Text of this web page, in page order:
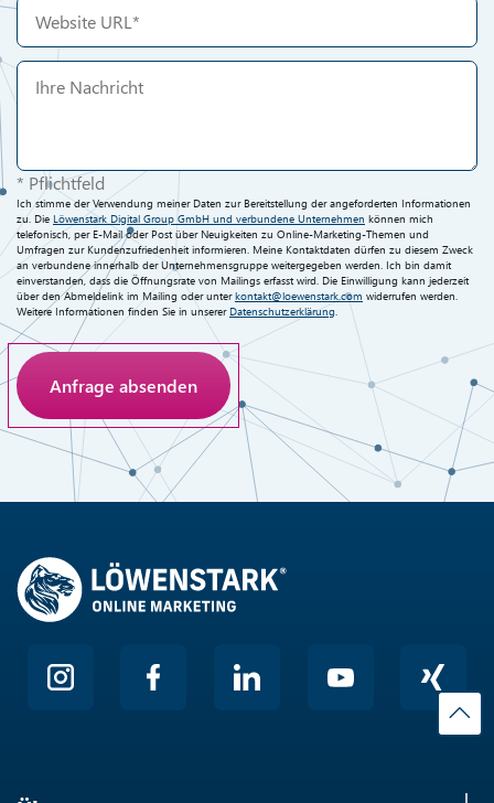
* Pflichtfeld
Ich stimme der Verwendung meiner Daten zur Bereitstellung der angeforderten Informationen
zu. Die Löwenstark Digital Group GmbH und verbundene Unternehmen können mich
telefonisch, per E-Mail oder Post über Neuigkeiten zu Online-Marketing-Themen und
Umfragen zur Kundenzufriedenheit informieren. Meine Kontaktdaten dürfen zu diesem Zweck
an verbundene innerhalb der Unternehmensgruppe weitergegeben werden. Ich bin damit
einverstanden, dass die Öffnungsrate von Mailings erfasst wird. Die Einwilligung kann jederzeit
über den Abmeldelink im Mailing oder unterkontakt@loewenstark.com widerrufen werden.
Weitere Informationen finden Sie in unserer Datenschutzerklärung
Anti-Roboter-Verifizierung
Hier klicken